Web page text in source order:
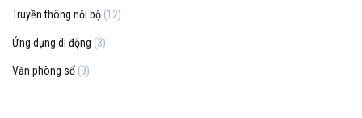
Truyền thông nội bộ (12)
Ứng dụng di động (3)
Văn phòng số (9)